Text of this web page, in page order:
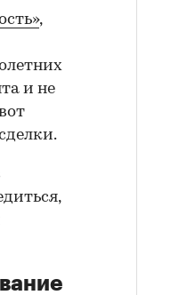
,
и не